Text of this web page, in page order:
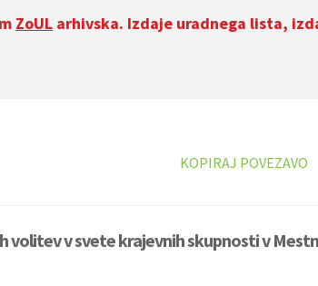
ZoUL arhivska. Izdaje uradnega lista,
KOPIRAJ POVEZAVO
volitev v svete krajevnih skupnosti v